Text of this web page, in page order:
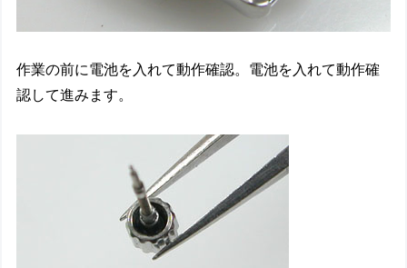
作業の前に電池を入れて動作確認。電池を入れて動作確
認して進みます。